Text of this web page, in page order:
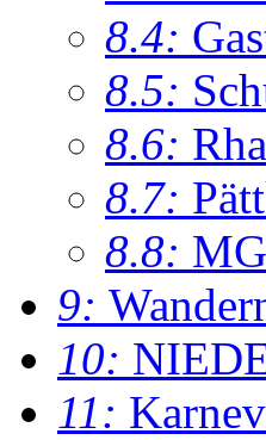
8.4:
8.5:
8.6:
8.7:
8.8:
9:
10:
11: